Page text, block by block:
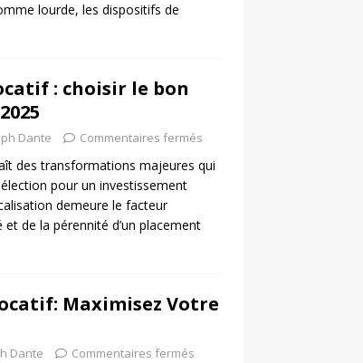
lourde, les dispositifs de
: choisir le bon
Dante Commentaires fermés
des transformations majeures qui
pour un investissement
demeure le facteur
de la pérennité d’un placement
Maximisez Votre
Dante Commentaires fermés